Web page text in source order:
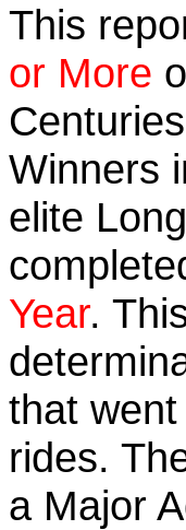
This
or More
Winners
elite
Year.
that
rides.
a Major